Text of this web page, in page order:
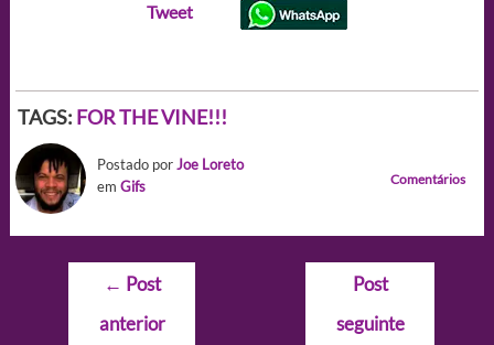
Tweet
TAGS: FOR THE VINE!!!
Postado porJoe Loreto
em Gifs Comentários
Navegação
Post
← Post
anterior
Post
seguinte